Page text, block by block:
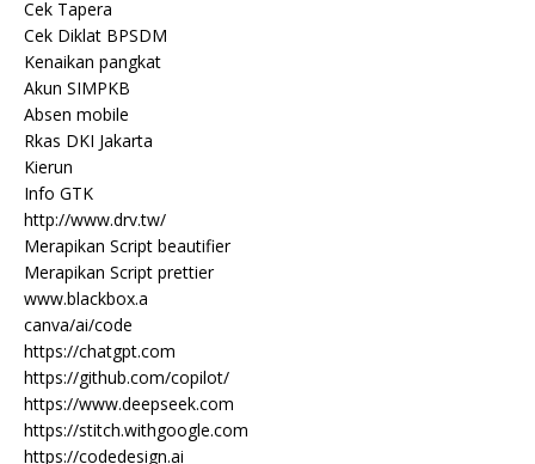
Cek Tapera
Cek Diklat BPSDM
Kenaikan pangkat
Akun SIMPKB
Absen mobile
Rkas DKI Jakarta
Kierun
Info GTK
http://www.drv.tw/
Merapikan Script beautifier
Merapikan Script prettier
www.blackbox.a
canva/ai/code
https://chatgpt.com
https://github.com/copilot/
https://www.deepseek.com
https://stitch.withgoogle.com
https://codedesign.ai